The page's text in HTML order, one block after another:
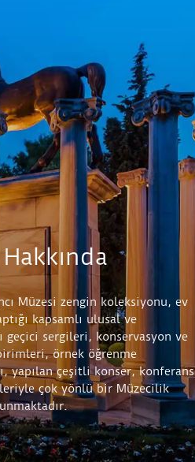
Müzesi zengin koleksiyonu, ev
kapsamlı ulusal ve
geçici sergileri, konservasyon ve
örnek öğrenme
yapılan çeşitli konser, konferans
çok yönlü bir Müzecilik